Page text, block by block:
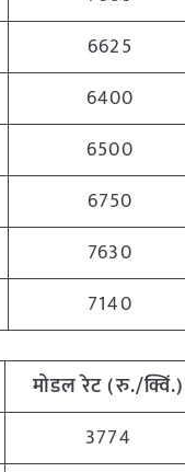
6625
6400
6500
6750
7630
7140
मोडल रेट (रु./क्विं.)
3774